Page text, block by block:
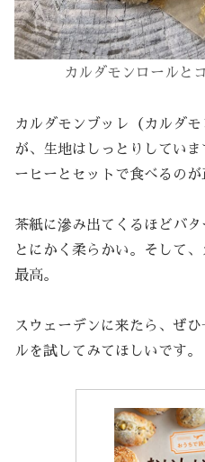
カルダモンロール と
カルダモンブッレ（カルダ
が、生地はしっとりしてい
ーヒーとセットで食べるのが
茶紙に滲み出てくるほどバタ
とにかく柔らかい。そして
最高。
スウェーデンに来たら、ぜ
ルを試してみてほしいです。